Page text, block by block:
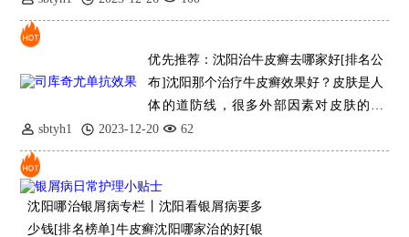
优先推荐：沈阳治牛皮癣去哪家好[排名公
布]沈阳那个治疗牛皮癣效果好？皮肤是人
体的道防线，很多外部因素对皮肤的损
伤，也容易造成银屑病的发生，患者可以
了解一下皮肤病的症状，以防止错过治疗
sbtyh1 2023-12-20 62
沈阳哪治银屑病专栏丨沈阳看银屑病要多
少钱[排名榜单]牛皮癣沈阳哪家治的好[银